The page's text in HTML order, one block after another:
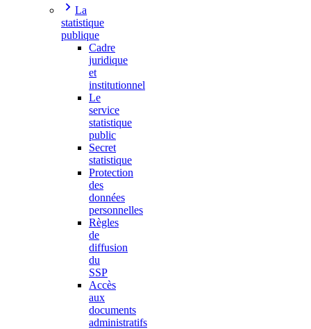
La
statistique
publique
Cadre
juridique
et
institutionnel
Le
service
statistique
public
Secret
statistique
Protection
des
données
personnelles
Règles
de
diffusion
du
SSP
Accès
aux
documents
administratifs